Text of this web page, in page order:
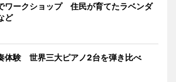
ワークショップ 住民が育てたラベンダ
ど
体験 世界三大ピアノ2台を弾き比べ